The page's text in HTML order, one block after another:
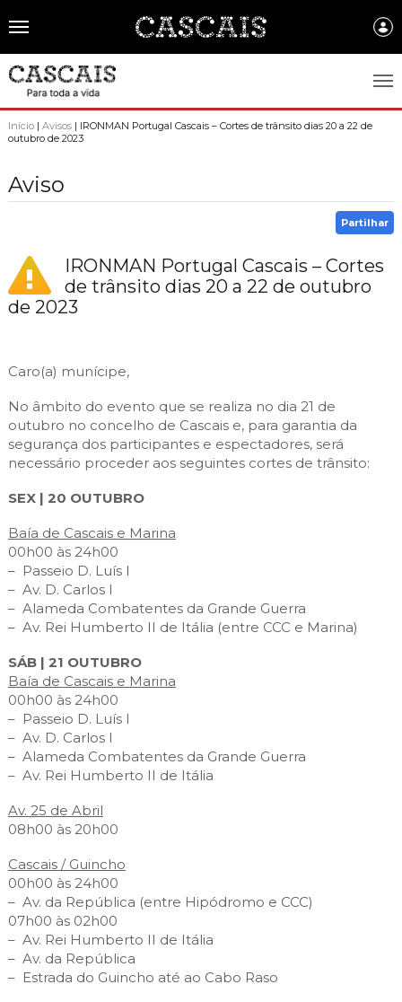
Português
CASCAIS.PT
SOBRE CASCAIS:
Gastronomia
Brasão de Cascais
Assembleia Municipal
Câmara Municipal
Planeamento Estratégico
Reabilitação urbana
FREGUESIAS:
Alcabideche
Cascais e Estoril
EMPRESAS MUNICIPAIS:
Cascais Dinâmica
Cascais Envolvente
Cascais Próxima
Ambiente & Energia
Economia & Inovação
Governação
Qualidade de vida
Sociedade & Educação
COMUNICAÇÃO:
Jornal C
Agenda do executivo
VIVER
VISITAR
ESTUDAR
TEMPOS LIVRES
MOBILIDADE
INVESTIR EM CASCAIS
SERVIÇOS
MAPA DO PORTAL
Início| Avisos| IRONMAN Portugal Cascais – Cortes de trânsito dias 20 a 22 de
outubro de 2023
Aviso
Partilhar
IRONMAN Portugal Cascais – Cortes
de trânsito dias 20 a 22 de outubro
de 2023
Caro(a) munícipe,
No âmbito do evento que se realiza no dia 21 de
outubro no concelho de Cascais e, para garantia da
segurança dos participantes e espectadores, será
necessário proceder aos seguintes cortes de trânsito:
SEX | 20 OUTUBRO
Baía de Cascais e Marina
00h00 às 24h00
– Passeio D. Luís I
– Av. D. Carlos I
– Alameda Combatentes da Grande Guerra
– Av. Rei Humberto II de Itália (entre CCC e Marina)
SÁB | 21 OUTUBRO
Baía de Cascais e Marina
00h00 às 24h00
– Passeio D. Luís I
– Av. D. Carlos I
– Alameda Combatentes da Grande Guerra
– Av. Rei Humberto II de Itália
Av. 25 de Abril
08h00 às 20h00
Cascais / Guincho
00h00 às 24h00
– Av. da República (entre Hipódromo e CCC)
07h00 às 02h00
– Av. Rei Humberto II de Itália
– Av. da República
– Estrada do Guincho até ao Cabo Raso